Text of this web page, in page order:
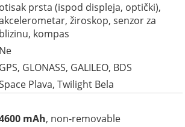
otisak prsta (ispod displeja, optički),
žiroskop, senzor za
blizinu, kompas
Ne
GPS, GLONASS, GALILEO, BDS
Plava, Twilight Bela
mAh, non-removable